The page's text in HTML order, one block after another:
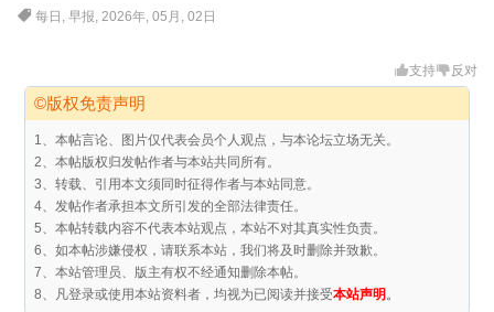
每日 ,早报,2026年,05月 ,02日
支持 反对
©版权免责声明
1、本帖言论、图片仅代表会员个人观点，与本论坛立场无关。
2、本帖版权归发帖作者与本站共同所有。
3、转载、引用本文须同时征得作者与本站同意。
4、发帖作者承担本文所引发的全部法律责任。
5、本帖转载内容不代表本站观点，本站不对其真实性负责。
6、如本帖涉嫌侵权，请联系本站，我们将及时删除并致歉。
7、本站管理员、版主有权不经通知删除本帖。
8、凡登录或使用本站资料者，均视为已阅读并接受本站声明 。